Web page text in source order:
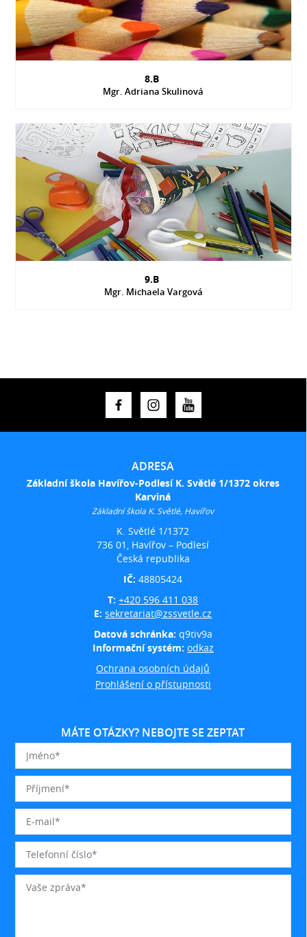
8.B
Mgr. Adriana Skulinová
9.B
Mgr. Michaela Vargová
ADRESA
Základní škola Havířov-Podlesí K. Světlé 1/1372 okres
Karviná
Základní škola K. Světlé, Havířov
K. Světlé 1/1372
736 01, Havířov – Podlesí
Česká republika
IČ:48805424
T:+420 596 411 038
E:sekretariat@zssvetle.cz
Datová schránka: q9tiv9a
Informační systém: odkaz
Ochrana osobních údajů
Prohlášení o přístupnosti
MÁTE OTÁZKY? NEBOJTE SE ZEPTAT